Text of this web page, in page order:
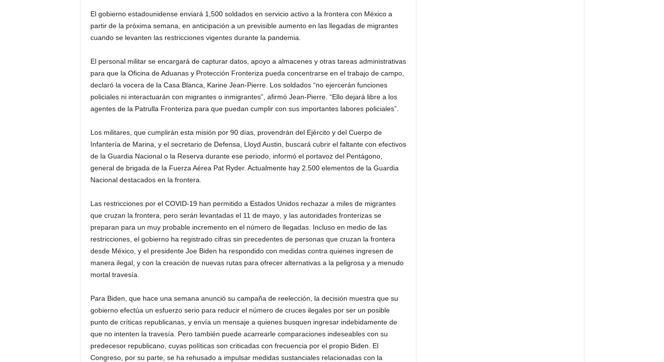
El gobierno estadounidense enviará 1,500 soldados en servicio activo a la frontera con México a
partir de la próxima semana, en anticipación a un previsible aumento en las llegadas de migrantes
cuando se levanten las restricciones vigentes durante la pandemia.
El personal militar se encargará de capturar datos, apoyo a almacenes y otras tareas administrativas
para que la Oficina de Aduanas y Protección Fronteriza pueda concentrarse en el trabajo de campo,
declaró la vocera de la Casa Blanca, Karine Jean-Pierre. Los soldados “no ejercerán funciones
policiales ni interactuarán con migrantes o inmigrantes”, afirmó Jean-Pierre. “Ello dejará libre a los
agentes de la Patrulla Fronteriza para que puedan cumplir con sus importantes labores policiales”.
Los militares, que cumplirán esta misión por 90 días, provendrán del Ejército y del Cuerpo de
Infantería de Marina, y el secretario de Defensa, Lloyd Austin, buscará cubrir el faltante con efectivos
de la Guardia Nacional o la Reserva durante ese periodo, informó el portavoz del Pentágono,
general de brigada de la Fuerza Aérea Pat Ryder. Actualmente hay 2.500 elementos de la Guardia
Nacional destacados en la frontera.
Las restricciones por el COVID-19 han permitido a Estados Unidos rechazar a miles de migrantes
que cruzan la frontera, pero serán levantadas el 11 de mayo, y las autoridades fronterizas se
preparan para un muy probable incremento en el número de llegadas. Incluso en medio de las
restricciones, el gobierno ha registrado cifras sin precedentes de personas que cruzan la frontera
desde México, y el presidente Joe Biden ha respondido con medidas contra quienes ingresen de
manera ilegal, y con la creación de nuevas rutas para ofrecer alternativas a la peligrosa y a menudo
mortal travesía.
Para Biden, que hace una semana anunció su campaña de reelección, la decisión muestra que su
gobierno efectúa un esfuerzo serio para reducir el número de cruces ilegales por ser un posible
punto de críticas republicanas, y envía un mensaje a quienes busquen ingresar indebidamente de
que no intenten la travesía. Pero también puede acarrearle comparaciones indeseables con su
predecesor republicano, cuyas políticas son criticadas con frecuencia por el propio Biden. El
Congreso, por su parte, se ha rehusado a impulsar medidas sustanciales relacionadas con la